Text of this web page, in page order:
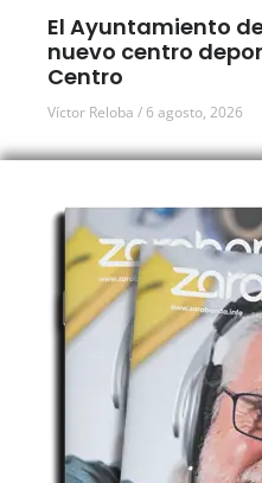
El Ayuntamiento
nuevo centro
Centro
Víctor Reloba 6 agosto, 2026